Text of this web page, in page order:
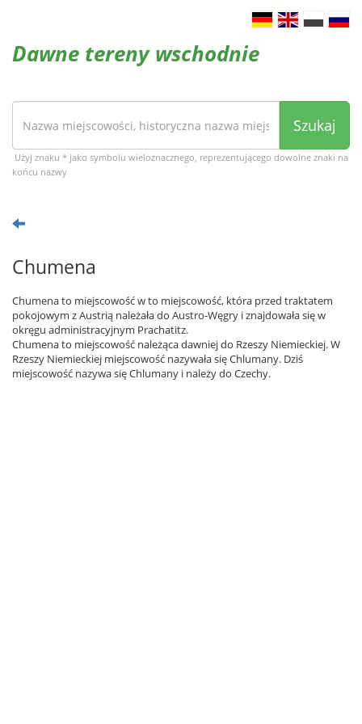
Dawne tereny wschodnie
Szukaj
Użyj znaku * jako symbolu wieloznacznego, reprezentującego dowolne znaki na
końcu nazwy
Chumena
Chumena to miejscowość w to miejscowość, która przed traktatem
pokojowym z Austrią należała do Austro-Węgry i znajdowała się w
okręgu administracyjnym Prachatitz.
Chumena to miejscowość należąca dawniej do Rzeszy Niemieckiej. W
Rzeszy Niemieckiej miejscowość nazywała się Chlumany. Dziś
miejscowość nazywa się Chlumany i należy do Czechy.